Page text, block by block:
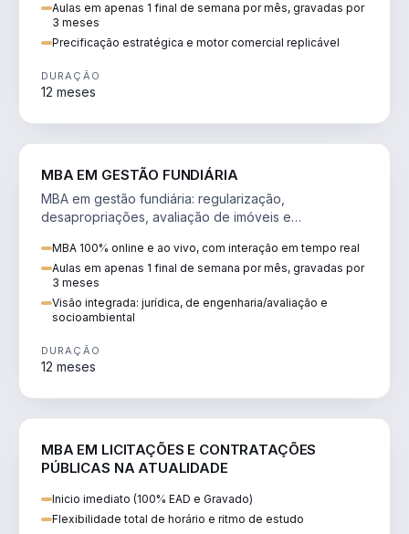
Aulas em apenas 1 final de semana por mês, gravadas por
3 meses
Precificação estratégica e motor comercial replicável
DURAÇÃO
12 meses
MBA EM GESTÃO FUNDIÁRIA
MBA em gestão fundiária: regularização,
desapropriações, avaliação de imóveis e
MBA 100% online e ao vivo, com interação em tempo real
Aulas em apenas 1 final de semana por mês, gravadas por
3 meses
Visão integrada: jurídica, de engenharia/avaliação e
socioambiental
DURAÇÃO
12 meses
MBA EM LICITAÇÕES E CONTRATAÇÕES
PÚBLICAS NA ATUALIDADE
Inicio imediato (100% EAD e Gravado)
Flexibilidade total de horário e ritmo de estudo